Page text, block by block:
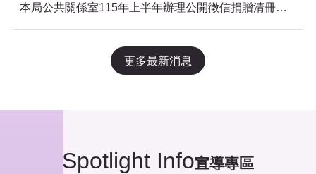
本局公共關係室115年上半年辦理公開徵信捐贈清冊及明細表，依公益勸募條例公告。
更多最新消息
Spotlight Info宣導專區